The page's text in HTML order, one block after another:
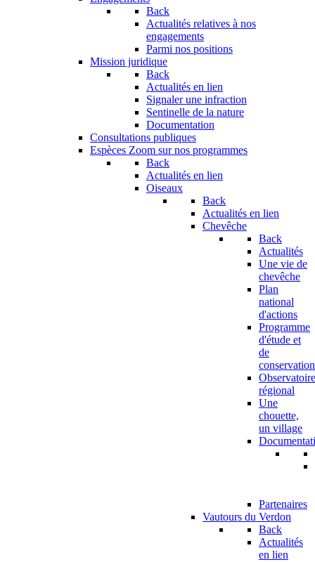
Back
Actualités relatives à nos
engagements
Parmi nos positions
Mission juridique
Back
Actualités en lien
Signaler une infraction
Sentinelle de la nature
Documentation
Consultations publiques
Espèces Zoom sur nos programmes
Back
Actualités en lien
Oiseaux
Back
Actualités en lien
Chevêche
Back
Actualités
Une vie de
chevêche
Plan
national
d'actions
Programme
d'étude et
de
conservation
Observatoire
régional
Une
chouette,
un village
Partenaires
Vautours du Verdon
Back
Actualités
en lien